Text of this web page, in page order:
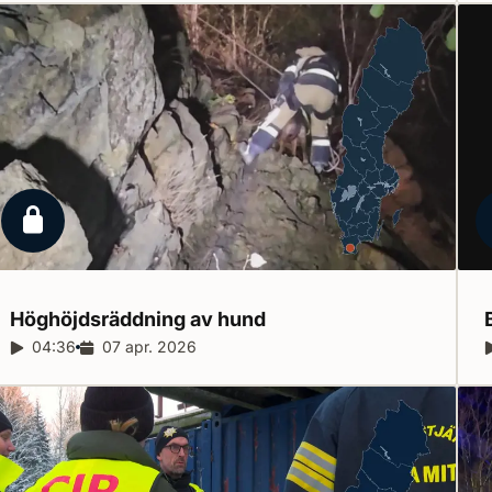
Låst reportage
Höghöjdsräddning av hund
Reportagelängd:
04:36 Releasedatum:
07 apr. 2026